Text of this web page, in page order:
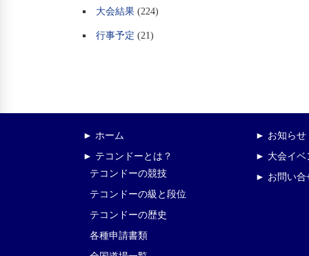
大会結果 (224)
行事予定 (21)
► ホーム
► テコンドーとは？
テコンドーの競技
テコンドーの級と段位
テコンドーの歴史
各種申請書類
► お知らせ
► 大会イベ
► お問い合